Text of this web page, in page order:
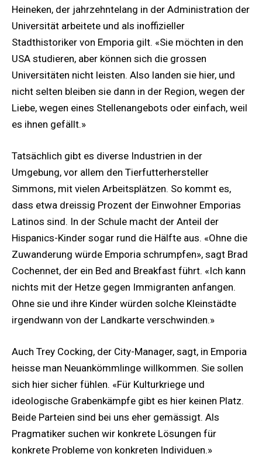
Heineken, der jahrzehntelang in der Administration der
Universität arbeitete und als inoffizieller
Stadthistoriker von Emporia gilt. «Sie möchten in den
USA studieren, aber können sich die grossen
Universitäten nicht leisten. Also landen sie hier, und
nicht selten bleiben sie dann in der Region, wegen der
Liebe, wegen eines Stellenangebots oder einfach, weil
es ihnen gefällt.»
Tatsächlich gibt es diverse Industrien in der
Umgebung, vor allem den Tierfutterhersteller
Simmons, mit vielen Arbeitsplätzen. So kommt es,
dass etwa dreissig Prozent der Einwohner Emporias
Latinos sind. In der Schule macht der Anteil der
Hispanics-Kinder sogar rund die Hälfte aus. «Ohne die
Zuwanderung würde Emporia schrumpfen», sagt Brad
Cochennet, der ein Bed and Breakfast führt. «Ich kann
nichts mit der Hetze gegen Immigranten anfangen.
Ohne sie und ihre Kinder würden solche Kleinstädte
irgendwann von der Landkarte verschwinden.»
Auch Trey Cocking, der City-Manager, sagt, in Emporia
heisse man Neuankömmlinge willkommen. Sie sollen
sich hier sicher fühlen. «Für Kulturkriege und
ideologische Grabenkämpfe gibt es hier keinen Platz.
Beide Parteien sind bei uns eher gemässigt. Als
Pragmatiker suchen wir konkrete Lösungen für
konkrete Probleme von konkreten Individuen.»